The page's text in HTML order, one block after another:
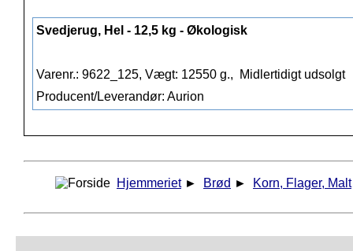
Svedjerug, Hel - 12,5 kg - Økologisk
Varenr.: 9622_125, Vægt: 12550 g.,
Midlertidigt udsolgt
Producent/Leverandør: Aurion
Hjemmeriet ► Brød ► Korn, Flager, Malt